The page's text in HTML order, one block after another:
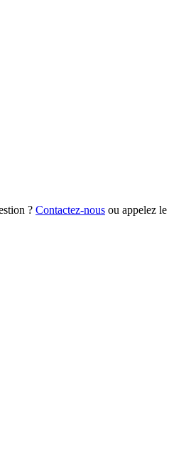
? Contactez-nous ou appelez le